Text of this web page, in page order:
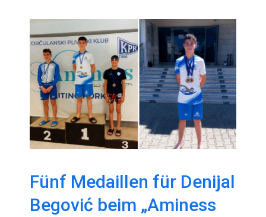
Fünf Medaillen für
Denijal Begović beim
„Aminess Meeting
Korkyra 2026“
Fünf Medaillen für Denijal
Begović beim „Aminess